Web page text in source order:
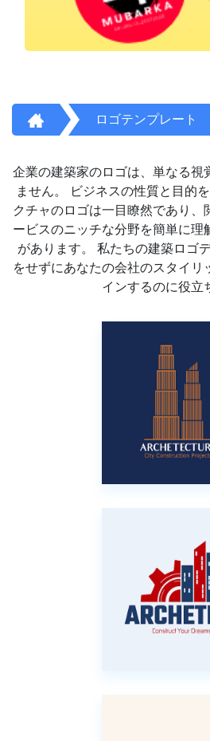
ロゴテンプレート
企業の建築家のロゴは、単なる視
ません。 ビジネスの性質と目的
クチャのロゴは一目瞭然であり、
ービスのニッチな分野を簡単に理
があります。 私たちの建築ロゴ
をせずにあなたの会社のスタイ
インするのに役立